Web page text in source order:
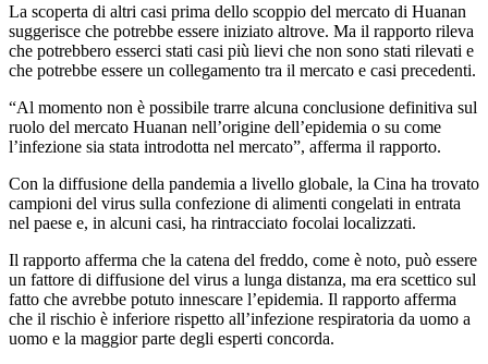
La scoperta di altri casi prima dello scoppio del mercato di Huanan
suggerisce che potrebbe essere iniziato altrove. Ma il rapporto rileva
che potrebbero esserci stati casi più lievi che non sono stati rilevati e
che potrebbe essere un collegamento tra il mercato e casi precedenti.
“Al momento non è possibile trarre alcuna conclusione definitiva sul
ruolo del mercato Huanan nell’origine dell’epidemia o su come
l’infezione sia stata introdotta nel mercato”, afferma il rapporto.
Con la diffusione della pandemia a livello globale, la Cina ha trovato
campioni del virus sulla confezione di alimenti congelati in entrata
nel paese e, in alcuni casi, ha rintracciato focolai localizzati.
Il rapporto afferma che la catena del freddo, come è noto, può essere
un fattore di diffusione del virus a lunga distanza, ma era scettico sul
fatto che avrebbe potuto innescare l’epidemia. Il rapporto afferma
che il rischio è inferiore rispetto all’infezione respiratoria da uomo a
uomo e la maggior parte degli esperti concorda.